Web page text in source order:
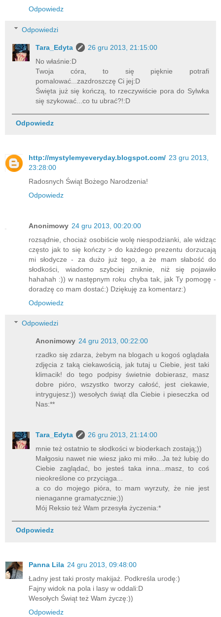
Odpowiedz
Odpowiedzi
Tara_Edyta
26 gru 2013, 21:15:00
No właśnie:D
Twoja córa, to się pięknie potrafi
pomalować...zazdroszczę Ci jej:D
Święta już się kończą, to rzeczywiście pora do Sylwka
się szykować...co tu ubrać?!:D
Odpowiedz
http://mystylemyeveryday.blogspot.com/ 23 gru 2013,
23:28:00
Radosnych Świąt Bożego Narodzenia!
Odpowiedz
Anonimowy 24 gru 2013, 00:20:00
rozsądnie, chociaż osobiście wolę niespodzianki, ale widząc
często jak to się kończy > do każdego prezentu dorzucają
mi słodycze - za dużo już tego, a że mam słabość do
słodkości, wiadomo szybciej zniknie, niż się pojawiło
hahahah :)) w następnym roku chyba tak, jak Ty pomogę -
doradzę co mam dostać:) Dziękuję za komentarz:)
Odpowiedz
Odpowiedzi
Anonimowy 24 gru 2013, 00:22:00
rzadko się zdarza, żebym na blogach u kogoś oglądała
zdjęcia z taką ciekawością, jak tutaj u Ciebie, jest taki
klimacik! do tego podpisy świetnie dobierasz, masz
dobre pióro, wszystko tworzy całość, jest ciekawie,
intrygujesz:)) wesołych świąt dla Ciebie i pieseczka od
Nas:**
Tara_Edyta
26 gru 2013, 21:14:00
mnie też ostatnio te słodkości w bioderkach zostają;))
Małgosiu nawet nie wiesz jako mi miło...Ja też lubię do
Ciebie zaglądać, bo jesteś taka inna...masz, to coś
nieokreślone co przyciąga...
a co do mojego pióra, to mam wyrzuty, że nie jest
nienaganne gramatycznie;))
Mój Reksio też Wam przesyła życzenia:*
Odpowiedz
Panna Lila 24 gru 2013, 09:48:00
Ładny jest taki prosty makijaż. Podkreśla urodę:)
Fajny widok na pola i lasy w oddali:D
Wesołych Świąt też Wam życzę:))
Odpowiedz